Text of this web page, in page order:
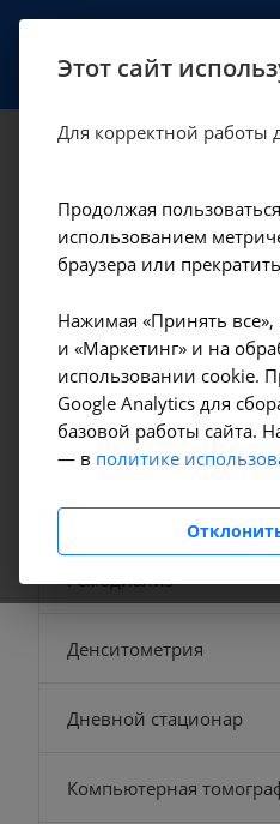
Цены в Иркутске —
поликлинические
Гемодиализ
Денситометрия
Дневной стационар
Компьютерная
Этот сайт
Для корректной работы
Продолжая
использованием
браузера или
Нажимая «Принять все»,
и «Маркетинг» и на
использовании cookie.
Google Analytics для
базовой работы сайта.
— в политике